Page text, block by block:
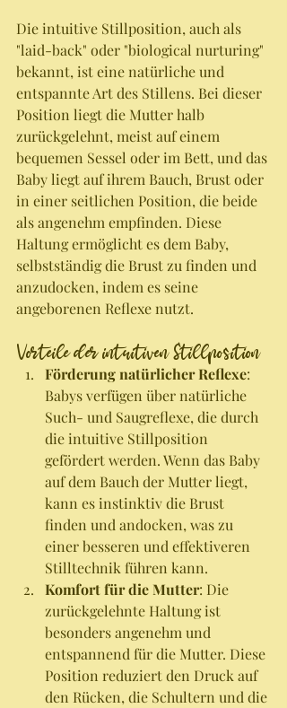
Die intuitive Stillposition, auch als
"laid-back" oder "biological nurturing"
bekannt, ist eine natürliche und
entspannte Art des Stillens. Bei dieser
Position liegt die Mutter halb
zurückgelehnt, meist auf einem
bequemen Sessel oder im Bett, und das
Baby liegt auf ihrem Bauch, Brust oder
in einer seitlichen Position, die beide
als angenehm empfinden. Diese
Haltung ermöglicht es dem Baby,
selbstständig die Brust zu finden und
anzudocken, indem es seine
angeborenen Reflexe nutzt.
Vorteile der intuitiven Stillposition
Förderung natürlicher Reflexe:
Babys verfügen über natürliche
Such- und Saugreflexe, die durch
die intuitive Stillposition
gefördert werden. Wenn das Baby
auf dem Bauch der Mutter liegt,
kann es instinktiv die Brust
finden und andocken, was zu
einer besseren und effektiveren
Stilltechnik führen kann.
Komfort für die Mutter: Die
zurückgelehnte Haltung ist
besonders angenehm und
entspannend für die Mutter. Diese
Position reduziert den Druck auf
den Rücken, die Schultern und die